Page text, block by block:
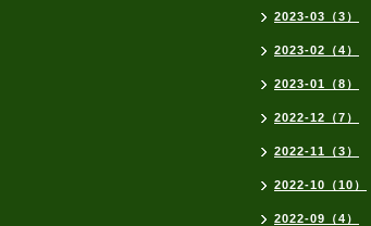
2023-03（3）
2023-02（4）
2023-01（8）
2022-12（7）
2022-11（3）
2022-10（10）
2022-09（4）